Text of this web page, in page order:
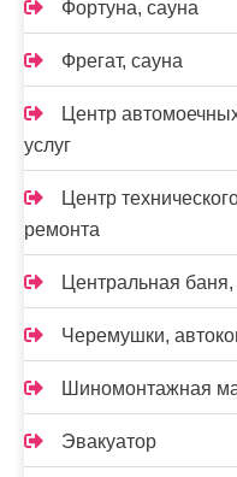
Фортуна, сауна
Фрегат, сауна
Центр
услуг
Центр
ремонта
Центральная
Черемушки,
Шиномонтажная
Эвакуатор